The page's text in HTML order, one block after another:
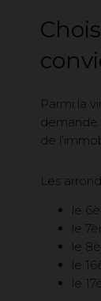
Parmi la
de
Les
le
le
le
le
le